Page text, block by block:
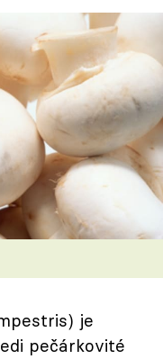
je
pečárkovité